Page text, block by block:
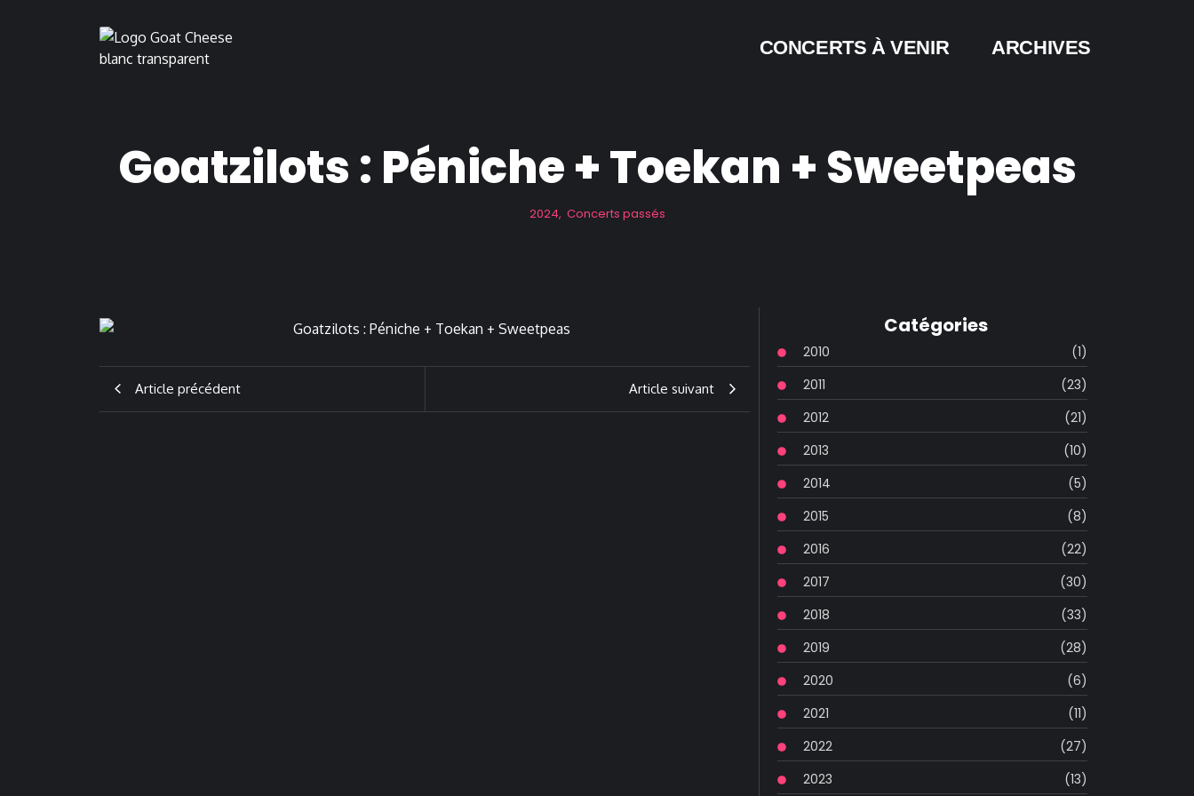
CONCERTS À VENIR ARCHIVES
Goatzilots : Péniche + Toekan + Sweetpeas
2024, Concerts passés
Article précédent Article suivant
Catégories
2010
(1)
2011
(23)
2012
(21)
2013
(10)
2014
(5)
2015
(8)
2016
(22)
2017
(30)
2018
(33)
2019
(28)
2020
(6)
2021
(11)
2022
(27)
2023
(13)